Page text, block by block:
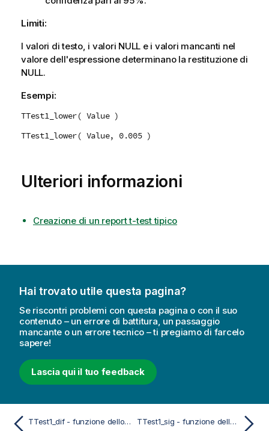
Limiti:
I valori di testo, i valori NULL e i valori mancanti nel
valore dell'espressione determinano la restituzione di
NULL.
Esempi:
TTest1_lower( Value )
TTest1_lower( Value, 0.005 )
Ulteriori informazioni
Creazione di un report t-test tipico
Hai trovato utile questa pagina?
Se riscontri problemi con questa pagina o con il suo
contenuto – un errore di battitura, un passaggio
mancante o un errore tecnico – ti pregiamo di farcelo
sapere!
Lascia qui il tuo feedback
TTest1_dif - funzione dello script e del grafico TTest1_sig - funzione dello script e del grafico